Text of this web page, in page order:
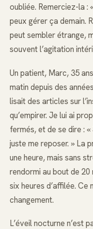
oubliée. Remerciez-la :
peux gérer ça demain.
peut sembler étrange,
souvent l’agitation
Un patient, Marc, 35
matin depuis des
lisait des articles sur
qu’empirer. Je lui ai
fermés, et de se dire :
juste me reposer. » La
une heure, mais sans
rendormi au bout de 20
six heures d’affilée. Ce
changement.
L’éveil nocturne n’est